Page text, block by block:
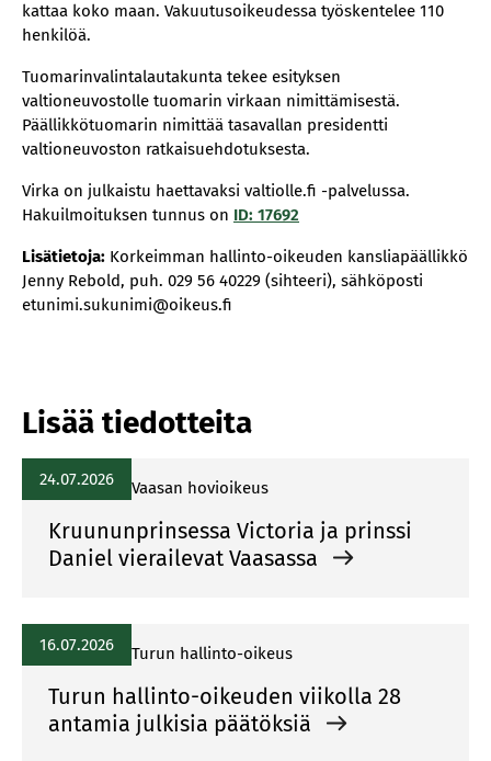
kattaa koko maan. Vakuutusoikeudessa työskentelee 110
henkilöä.
Tuomarinvalintalautakunta tekee esityksen
valtioneuvostolle tuomarin virkaan nimittämisestä.
Päällikkötuomarin nimittää tasavallan presidentti
valtioneuvoston ratkaisuehdotuksesta.
Virka on julkaistu haettavaksi valtiolle.fi -palvelussa.
Hakuilmoituksen tunnus on ID: 17692
Lisätietoja: Korkeimman hallinto-oikeuden kansliapäällikkö
Jenny Rebold, puh. 029 56 40229 (sihteeri), sähköposti
etunimi.sukunimi@oikeus.fi
Lisää tiedotteita
24.07.2026 Vaasan hovioikeus
Kruununprinsessa Victoria ja prinssi
Daniel vierailevat Vaasassa
16.07.2026 Turun hallinto-oikeus
Turun hallinto-oikeuden viikolla 28
antamia julkisia päätöksiä